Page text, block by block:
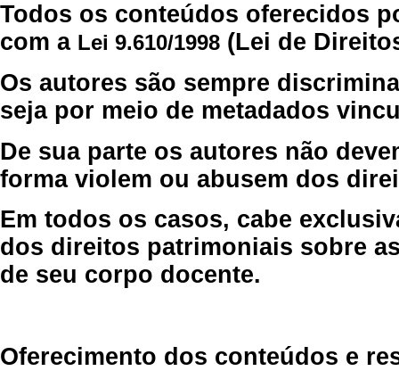
Todos os conteúdos oferecidos
com a Lei 9.610/1998 (Lei de
Os autores são sempre
seja por meio de metadados
De sua parte os autores não
forma violem ou abusem dos
Em todos os casos, cabe
dos direitos patrimoniais sobre
de seu corpo docente.
Oferecimento dos conteúdos e